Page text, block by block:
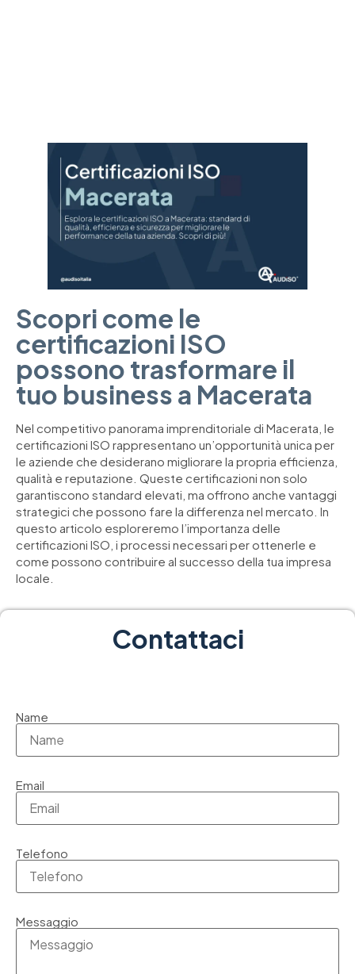
Scopri come le
certificazioni ISO
possono trasformare il
tuo business a Macerata
Nel competitivo panorama imprenditoriale di Macerata, le
certificazioni ISO rappresentano un’opportunità unica per
le aziende che desiderano migliorare la propria efficienza,
qualità e reputazione. Queste certificazioni non solo
garantiscono standard elevati, ma offrono anche vantaggi
strategici che possono fare la differenza nel mercato. In
questo articolo esploreremo l’importanza delle
certificazioni ISO, i processi necessari per ottenerle e
come possono contribuire al successo della tua impresa
locale.
Contattaci
Name
Email
Telefono
Messaggio